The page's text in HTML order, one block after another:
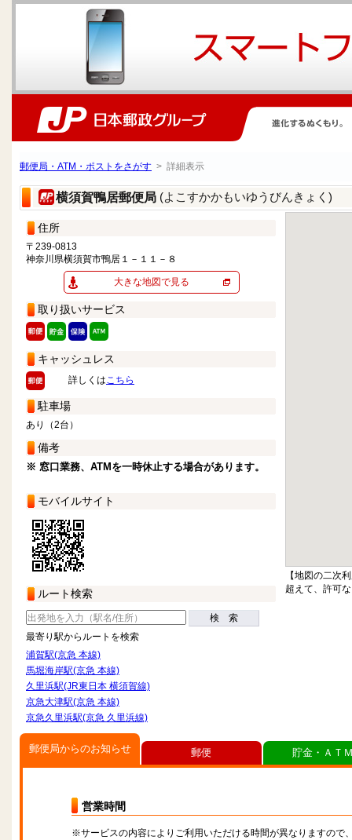
郵便局・ATM・ポストをさがす > 詳細表示
横須賀鴨居郵便局 (よこすかかもいゆうびんきょく)
住所
〒239-0813
神奈川県横須賀市鴨居１－１１－８
大きな地図で見る
取り扱いサービス
キャッシュレス
詳しくはこちら
駐車場
あり（2台）
備考
※ 窓口業務、ATMを一時休止する場合があります。
モバイルサイト
ルート検索
検 索
最寄り駅からルートを検索
浦賀駅(京急 本線)
馬堀海岸駅(京急 本線)
久里浜駅(JR東日本 横須賀線)
京急大津駅(京急 本線)
京急久里浜駅(京急 久里浜線)
【地図の二次
超えて、許可
郵便局からのお知らせ
営業時間
※サービスの内容によりご利用いただける時間が異なりますので
郵便 貯金・ＡＴ